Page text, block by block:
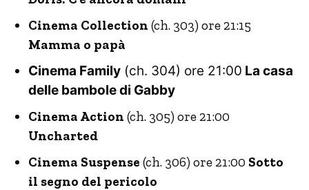
Cinema Collection (ch. 303) ore 21:15
Mamma o papà
Cinema Family (ch. 304) ore 21:00 La casa
delle bambole di Gabby
Cinema Action (ch. 305) ore 21:00
Uncharted
Cinema Suspense (ch. 306) ore 21:00 Sotto
il segno del pericolo